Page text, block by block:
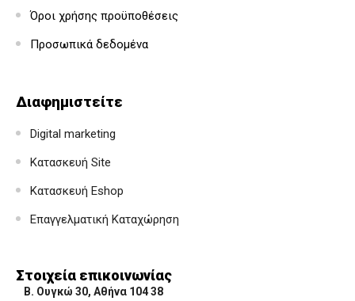
Όροι χρήσης προϋποθέσεις
Προσωπικά δεδομένα
Διαφημιστείτε
Digital marketing
Κατασκευή Site
Κατασκευή Eshop
Επαγγελματική Καταχώρηση
Στοιχεία επικοινωνίας
Β. Ουγκώ 30, Αθήνα 104 38